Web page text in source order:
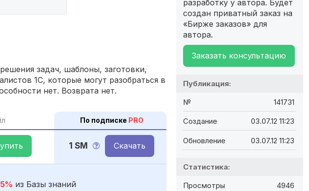
задач, шаблоны, заготовки,
1С, которые могут разобраться в
нет. Возврата нет.
По подписке PRO
1 SM Скачать
из Базы знаний
разработку у автора. Будет
создан приватный заказ на
«Бирже заказов» для
автора.
Заказать консультацию
Публикация:
№ 141731
Создание 03.07.12 11:23
Обновление 03.07.12 11:23
Статистика:
Просмотры 4946